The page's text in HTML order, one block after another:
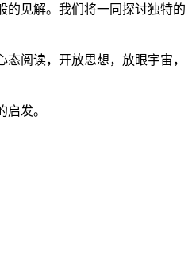
的见解。我们将一同探讨独特的
阅读，开放思想，放眼宇宙，
发。